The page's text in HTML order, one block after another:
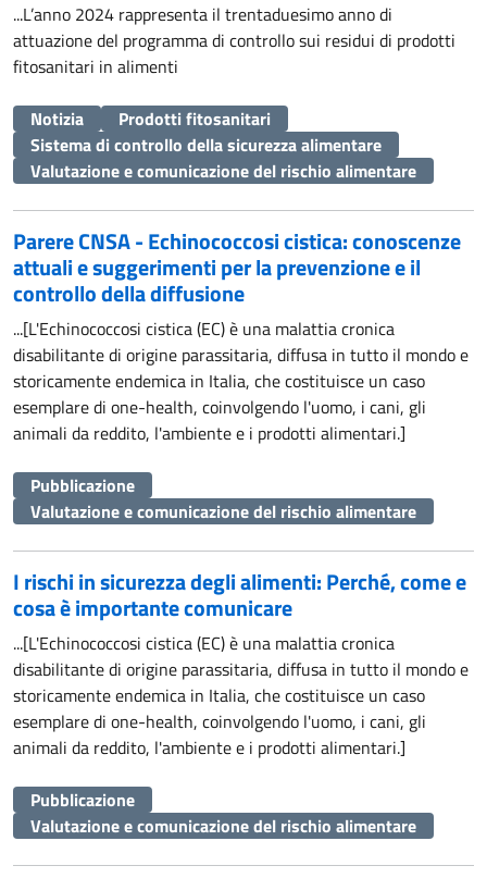
...L’anno 2024 rappresenta il trentaduesimo anno di
attuazione del programma di controllo sui residui di prodotti
fitosanitari in alimenti
Notizia
Prodotti fitosanitari
Sistema di controllo della sicurezza alimentare
Valutazione e comunicazione del rischio alimentare
Parere CNSA - Echinococcosi cistica: conoscenze
attuali e suggerimenti per la prevenzione e il
controllo della diffusione
...[L'Echinococcosi cistica (EC) è una malattia cronica
disabilitante di origine parassitaria, diffusa in tutto il mondo e
storicamente endemica in Italia, che costituisce un caso
esemplare di one-health, coinvolgendo l'uomo, i cani, gli
animali da reddito, l'ambiente e i prodotti alimentari.]
Pubblicazione
Valutazione e comunicazione del rischio alimentare
I rischi in sicurezza degli alimenti: Perché, come e
cosa è importante comunicare
...[L'Echinococcosi cistica (EC) è una malattia cronica
disabilitante di origine parassitaria, diffusa in tutto il mondo e
storicamente endemica in Italia, che costituisce un caso
esemplare di one-health, coinvolgendo l'uomo, i cani, gli
animali da reddito, l'ambiente e i prodotti alimentari.]
Pubblicazione
Valutazione e comunicazione del rischio alimentare